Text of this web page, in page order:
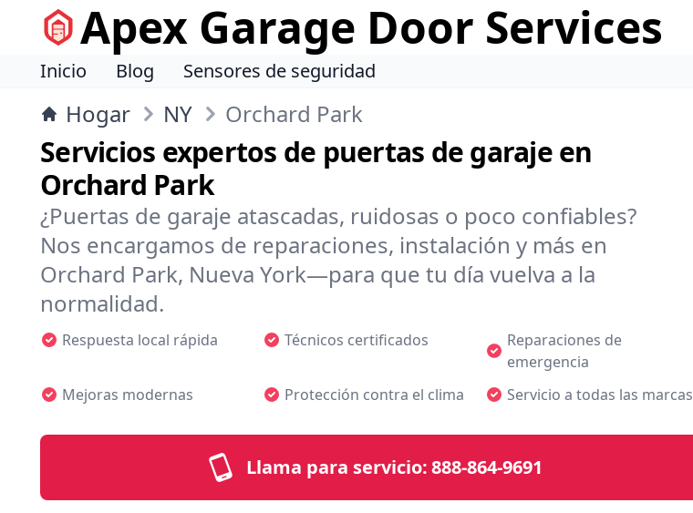
Apex Garage Door Services
Inicio Blog Sensores de seguridad
Hogar NY Orchard Park
Servicios expertos de puertas de garaje en
Orchard Park
¿Puertas de garaje atascadas, ruidosas o poco confiables?
Nos encargamos de reparaciones, instalación y más en
Orchard Park, Nueva York—para que tu día vuelva a la
normalidad.
Respuesta local rápida Técnicos certificados
Reparaciones de
emergencia
Mejoras modernas
Protección contra el clima Servicio a todas las marcas
Llama para servicio:888-864-9691